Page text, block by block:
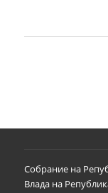
Собрание на
Влада на